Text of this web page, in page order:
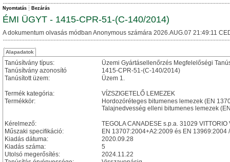
Nyomtatás Bezárás
ÉMI ÜGYT - 1415-CPR-51-(C-140/2014)
A dokumentum olvasás módban Anonymous számára 2026.AUG.07 21:49:11
Alapadatok
Tanúsítvány típus:
Üzemi Gyártásellenőrzés Megfelelőségi
Tanúsítvány azonosító
1415-CPR-51-(C-140/2014)
Tanúsított üzem:
Üzem 1.
Termék kategória:
VÍZSZIGETELŐ LEMEZEK
Termékkör:
Hordozóréteges bitumenes lemezek (EN
Talajnedvesség elleni bitumenes lemezek
Kérelmező:
TEGOLA CANADESE s.p.a. 31029
Műszaki specifikáció:
EN 13707:2004+A2:2009 és EN
Kiadás dátuma:
2020.09.28
Kiadás száma:
5
Utolsó megerősítés:
2024.11.22